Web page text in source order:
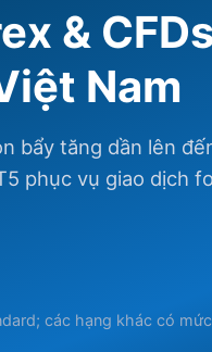
& CFDs
Nam
bẩy tăng dần lên
phục vụ giao dịch
các hạng khác có